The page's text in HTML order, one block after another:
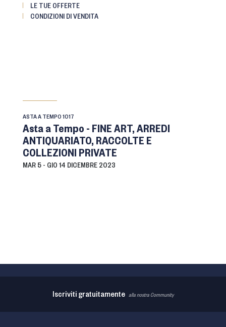
LE TUE OFFERTE
CONDIZIONI DI VENDITA
ASTA A TEMPO1017
Asta a Tempo - FINE ART, ARREDI
ANTIQUARIATO, RACCOLTE E
COLLEZIONI PRIVATE
MAR 5 - GIO 14 DICEMBRE 2023
Iscriviti gratuitamente alla nostra Community